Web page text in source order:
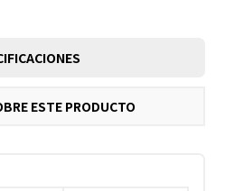
ESTE PRODUCTO